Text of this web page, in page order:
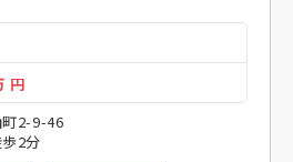
円
2-9-46
2分